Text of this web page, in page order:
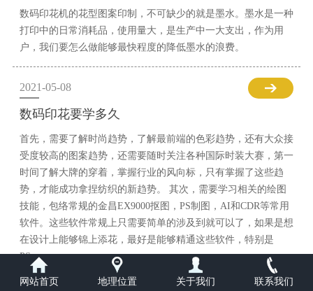
数码印花机的花型图案印制，不可缺少的就是墨水。墨水是一种
打印中的日常消耗品，使用量大，是生产中一大支出，作为用
户，我们要怎么做能够最快程度的降低墨水的浪费。
2021-05-08
数码印花要学多久
首先，需要了解时尚趋势，了解最前端的色彩趋势，还有大众接
受度较高的图案趋势，还需要随时关注各种国际时装大赛，第一
时间了解大牌的穿着，掌握行业的风向标，只有掌握了这些趋
势，才能成功拿捏纺织的新趋势。 其次，需要学习相关的绘图
技能，包络常规的金昌EX9000抠图，PS制图，AI和CDR等常用
软件。这些软件常规上只需要简单的涉及到就可以了，如果是想
在设计上能够锦上添花，最好是能够精通这些软件，特别是
PS。
网站首页 地理位置 关于我们 联系我们